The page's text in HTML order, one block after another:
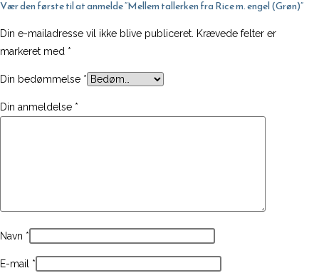
Vær den første til at anmelde “Mellem tallerken fra Rice m. engel (Grøn)”
Din e-mailadresse vil ikke blive publiceret. Krævede felter er
markeret med *
Din bedømmelse *
Din anmeldelse *
Navn *
E-mail *